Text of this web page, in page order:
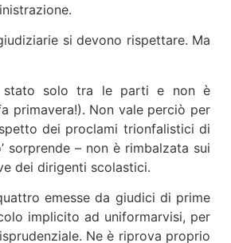
si devono rispettare. Ma
stato solo tra le parti e non è
primavera!). Non vale perciò per
dei proclami trionfalistici di
sorprende – non è rimbalzata sui
dei dirigenti scolastici.
emesse da giudici di prime
implicito ad uniformarvisi, per
Ne è riprova proprio